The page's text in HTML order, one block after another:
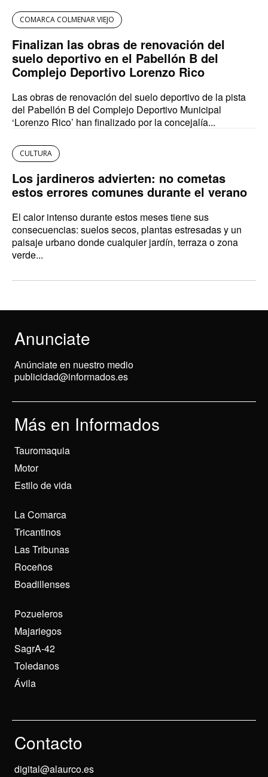
COMARCA COLMENAR VIEJO
Finalizan las obras de renovación del
suelo deportivo en el Pabellón B del
Complejo Deportivo Lorenzo Rico
Las obras de renovación del suelo deportivo de la pista
del Pabellón B del Complejo Deportivo Municipal
‘Lorenzo Rico’ han finalizado por la concejalía...
CULTURA
Los jardineros advierten: no cometas
estos errores comunes durante el verano
El calor intenso durante estos meses tiene sus
consecuencias: suelos secos, plantas estresadas y un
paisaje urbano donde cualquier jardín, terraza o zona
verde...
Anunciate
Anúnciate en nuestro medio
publicidad@informados.es
Más en Informados
Tauromaquia
Motor
Estilo de vida
La Comarca
Tricantinos
Las Tribunas
Roceños
Boadillenses
Pozueleros
Majariegos
SagrA-42
Toledanos
Ávila
Contacto
digital@alaurco.es